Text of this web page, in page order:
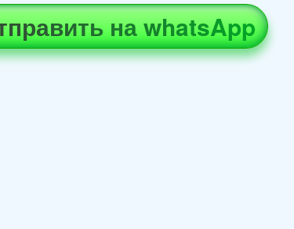
на whatsApp